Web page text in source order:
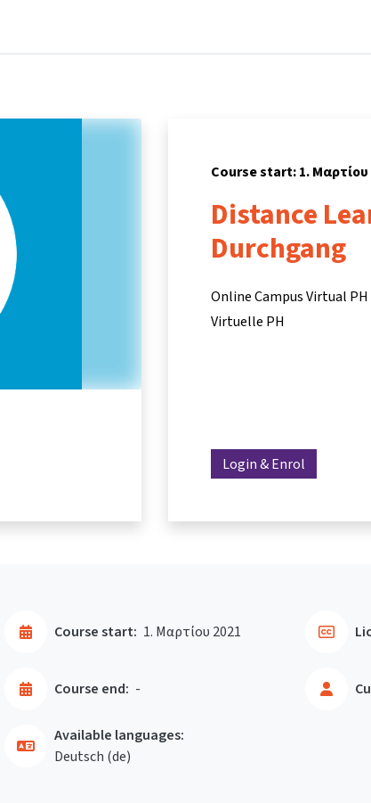
Course start: 1. Μαρτίου
Distance
Durchgang
Online Campus Virtual PH
Virtuelle PH
Login & Enrol
Course start: 1. Μαρτίου 2021
Course end: -
Available languages:
Deutsch ‎(de)‎